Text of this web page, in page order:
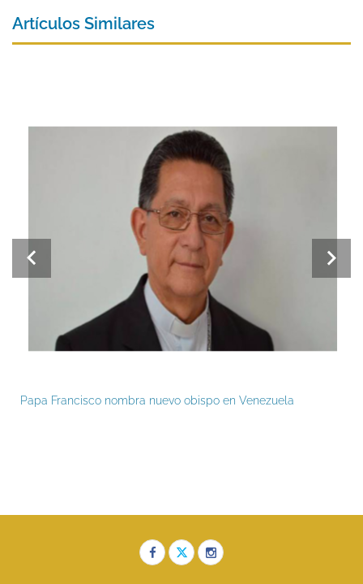
Artículos Similares
Papa Francisco nombra nuevo obispo en Venezuela